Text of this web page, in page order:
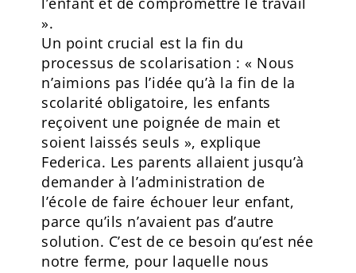
».
Un point crucial est la fin du
processus de scolarisation : « Nous
n’aimions pas l’idée qu’à la fin de la
scolarité obligatoire, les enfants
reçoivent une poignée de main et
soient laissés seuls », explique
Federica. Les parents allaient jusqu’à
demander à l’administration de
l’école de faire échouer leur enfant,
parce qu’ils n’avaient pas d’autre
solution. C’est de ce besoin qu’est née
notre ferme, pour laquelle nous